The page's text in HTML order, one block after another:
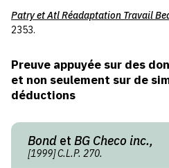
PatryetAtl Réadaptation Travail
2353.
Preuve appuyée sur des
et non seulement sur de
déductions
Bond et BG Checo inc.,
[1999] C.L.P. 270.